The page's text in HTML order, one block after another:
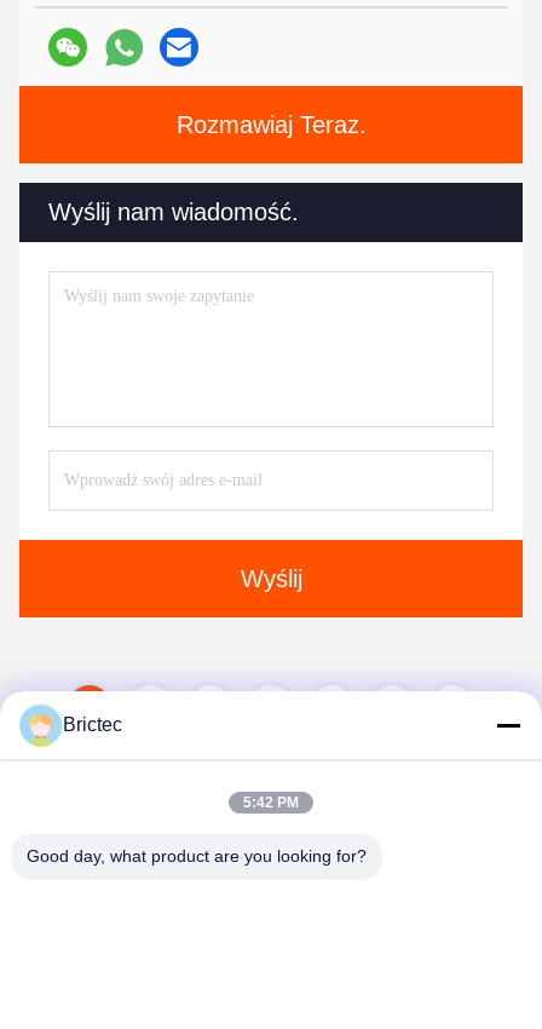
Rozmawiaj Teraz.
Wyślij nam wiadomość.
Wyślij
Brictec
5:42 PM
Good day, what product are you looking for?